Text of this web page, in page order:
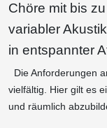
Chöre mit bis
variabler
in entspannter
Die Anforderungen
vielfältig. Hier gilt es
und räumlich